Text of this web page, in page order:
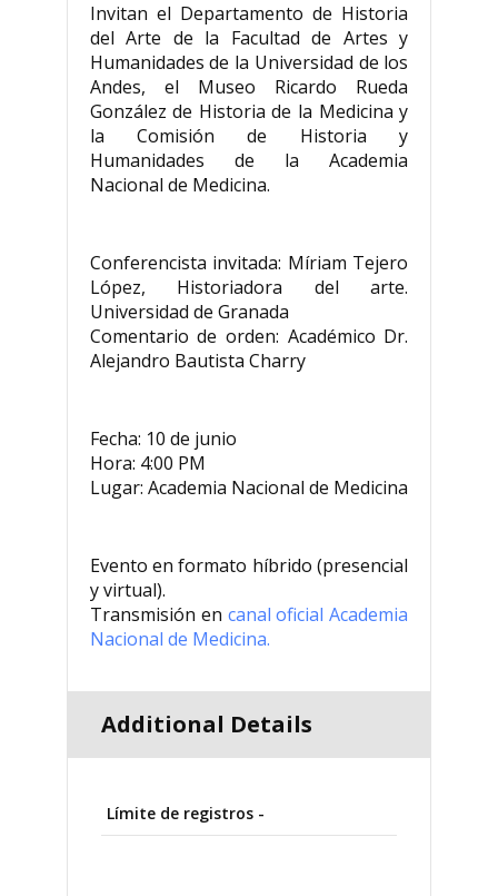
Invitan el Departamento de Historia
del Arte de la Facultad de Artes y
Humanidades de la Universidad de los
Andes, el Museo Ricardo Rueda
González de Historia de la Medicina y
la Comisión de Historia y
Humanidades de la Academia
Nacional de Medicina.
Conferencista invitada: Míriam Tejero
López, Historiadora del arte.
Universidad de Granada
Comentario de orden: Académico Dr.
Alejandro Bautista Charry
Fecha: 10 de junio
Hora: 4:00 PM
Lugar: Academia Nacional de Medicina
Evento en formato híbrido (presencial
y virtual).
Transmisión en canal oficial Academia
Nacional de Medicina.
Additional Details
Límite de registros -